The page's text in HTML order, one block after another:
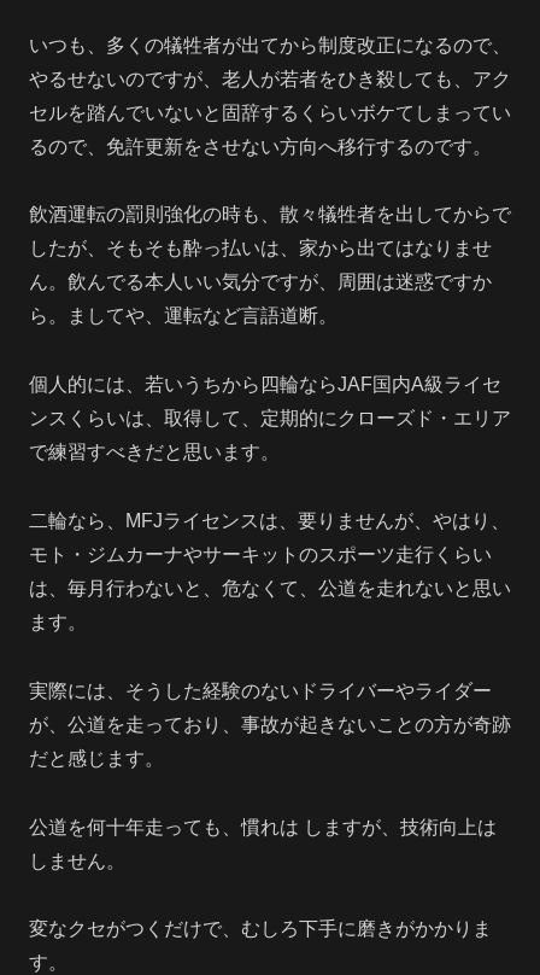
いつも、多くの犠牲者が出てから制度改正になるので、
やるせないのですが、老人が若者をひき殺しても、アク
セルを踏んでいないと固辞するくらいボケてしまってい
るので、免許更新をさせない方向へ移行するのです。
飲酒運転の罰則強化の時も、散々犠牲者を出してからで
したが、そもそも酔っ払いは、家から出てはなりませ
ん。飲んでる本人いい気分ですが、周囲は迷惑ですか
ら。ましてや、運転など言語道断。
個人的には、若いうちから四輪ならJAF国内A級ライセ
ンスくらいは、取得して、定期的にクローズド・エリア
で練習すべきだと思います。
二輪なら、MFJライセンスは、要りませんが、やはり、
モト・ジムカーナやサーキットのスポーツ走行くらい
は、毎月行わないと、危なくて、公道を走れないと思い
ます。
実際には、そうした経験のないドライバーやライダー
が、公道を走っており、事故が起きないことの方が奇跡
だと感じます。
公道を何十年走っても、慣れは しますが、技術向上は
しません。
変なクセがつくだけで、むしろ下手に磨きがかかりま
す。